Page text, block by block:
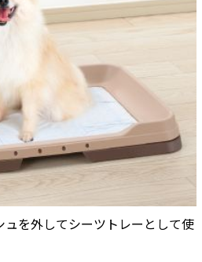
ュを外してシーツトレーとして使